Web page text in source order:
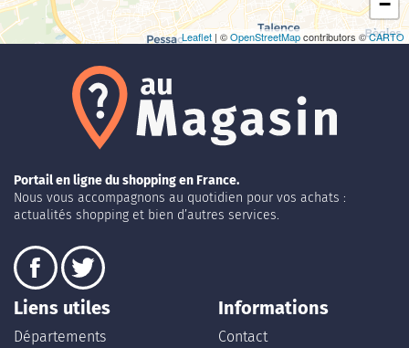
Leaflet | ©OpenStreetMapcontributors ©CARTO
Portail en ligne du shopping en France.
Nous vous accompagnons au quotidien pour vos achats :
actualités shopping et bien d’autres services.
Liens utiles
Départements
Informations
Contact